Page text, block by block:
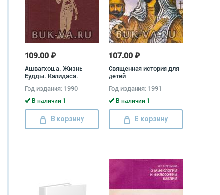
109.00 ₽
Ашвагхоша. Жизнь
Будды. Калидаса.
Калидаса
Год издания: 1990
В наличии 1
В корзину
107.00 ₽
Священная история для
детей
Год издания: 1991
В наличии 1
В корзину